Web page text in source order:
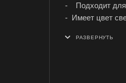
- Подходит для
- Имеет цвет
-